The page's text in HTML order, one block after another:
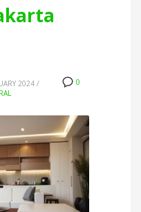
0
2024 /